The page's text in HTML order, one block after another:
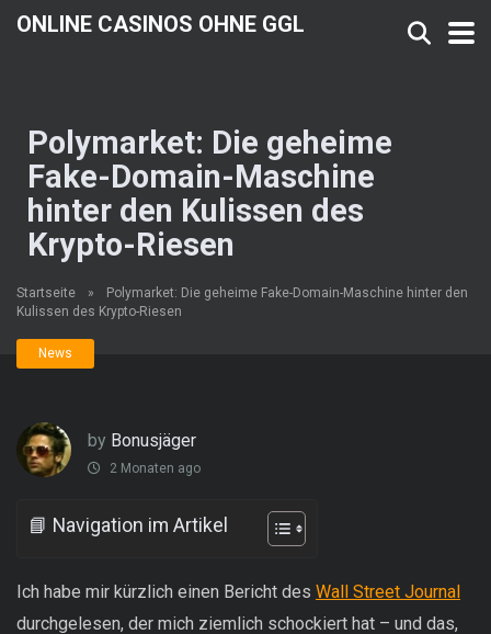
ONLINE CASINOS OHNE GGL
Polymarket: Die geheime
Fake-Domain-Maschine
hinter den Kulissen des
Krypto-Riesen
Startseite »
Polymarket: Die geheime Fake-Domain-Maschine hinter den
Kulissen des Krypto-Riesen
News
by Bonusjäger
2 Monaten ago
📘 Navigation im Artikel
Ich habe mir kürzlich einen Bericht des Wall Street Journal
durchgelesen, der mich ziemlich schockiert hat – und das,